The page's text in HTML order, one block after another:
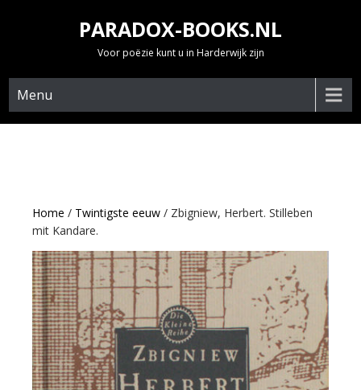
PARADOX-BOOKS.NL
Voor poëzie kunt u in Harderwijk zijn
Menu
Home / Twintigste eeuw / Zbigniew, Herbert. Stilleben
mit Kandare.